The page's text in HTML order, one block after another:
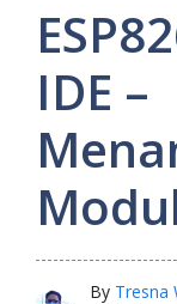
IDE –
By Tresna